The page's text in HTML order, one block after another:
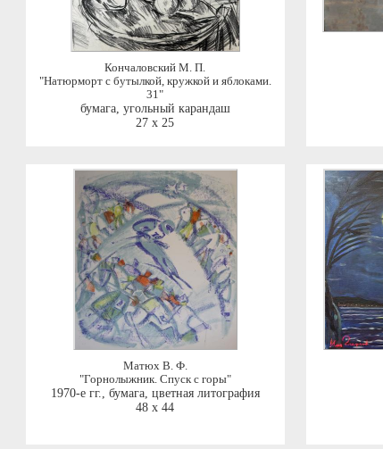
Кончаловский М. П.
"Натюрморт с бутылкой, кружкой и яблоками.
31"
бумага, угольный карандаш
27 x 25
Матюх В. Ф.
"Горнолыжник. Спуск с горы"
1970-е гг., бумага, цветная литография
48 x 44